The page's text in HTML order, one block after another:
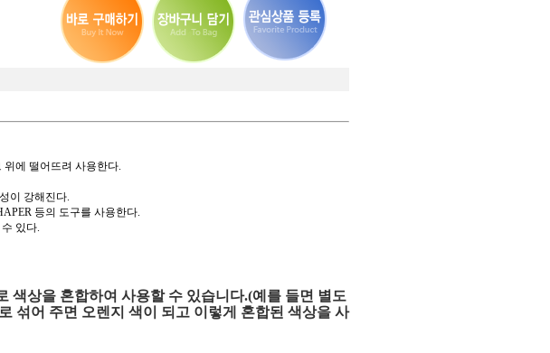
에 떨어뜨려 사용한다.
이 강해진다.
등의 도구를 사용한다.
있다.
색상을 혼합하여 사용할 수 있습니다.(예를 들면 별도
섞어 주면 오렌지 색이 되고 이렇게 혼합된 색상을 사